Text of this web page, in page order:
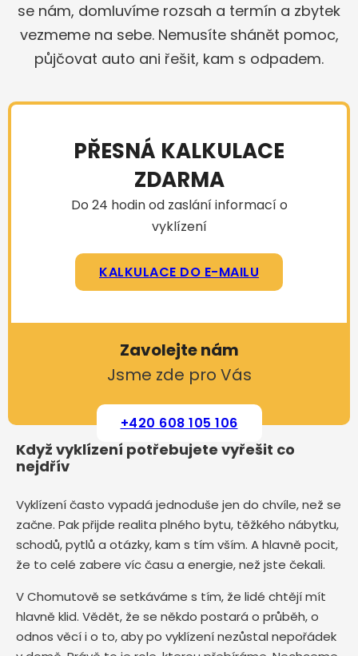
se nám, domluvíme rozsah a termín a zbytek
vezmeme na sebe. Nemusíte shánět pomoc,
půjčovat auto ani řešit, kam s odpadem.
PŘESNÁ KALKULACE
ZDARMA
Do 24 hodin od zaslání informací o
vyklízení
KALKULACE DO E-MAILU
Zavolejte nám
Jsme zde pro Vás
+420 608 105 106
Když vyklízení potřebujete vyřešit co
nejdřív
Vyklízení často vypadá jednoduše jen do chvíle, než se
začne. Pak přijde realita plného bytu, těžkého nábytku,
schodů, pytlů a otázky, kam s tím vším. A hlavně pocit,
že to celé zabere víc času a energie, než jste čekali.
V Chomutově se setkáváme s tím, že lidé chtějí mít
hlavně klid. Vědět, že se někdo postará o průběh, o
odnos věcí i o to, aby po vyklízení nezůstal nepořádek